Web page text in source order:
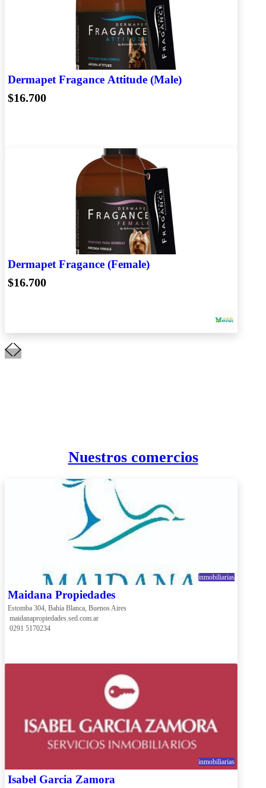
Dermapet Fragance Attitude (Male)
$16.700
Dermapet Fragance (Female)
$16.700
Nuestros comercios
inmobiliarias
Maidana Propiedades
Estomba 304, Bahía Blanca, Buenos Aires
maidanapropiedades.sed.com.ar
0291 5170234
inmobiliarias
Isabel Garcia Zamora